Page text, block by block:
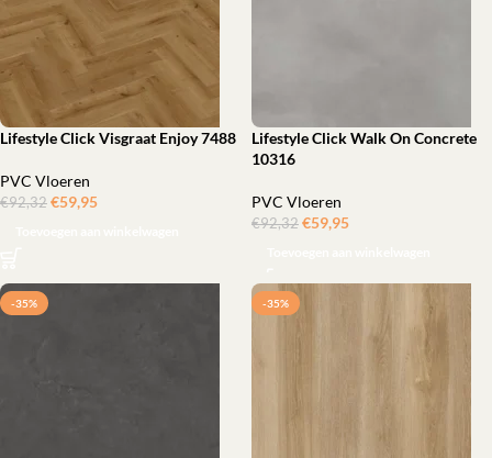
Lifestyle Click Visgraat Enjoy 7488
PVC Vloeren
€92,32 €59,95
Lifestyle Click Walk On Concrete
10316
PVC Vloeren
€92,32 €59,95
-35% -35%